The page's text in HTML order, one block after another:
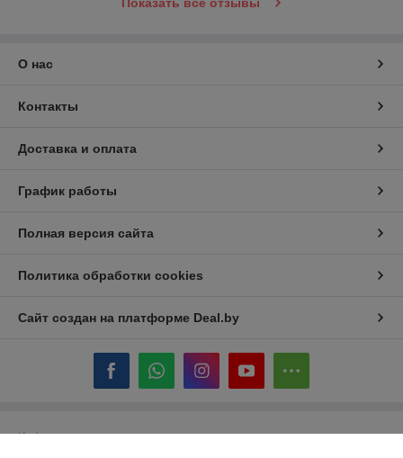
О нас
Контакты
Доставка и оплата
График работы
Полная версия сайта
Политика обработки cookies
Сайт создан на платформе Deal.by
Информация для покупателя